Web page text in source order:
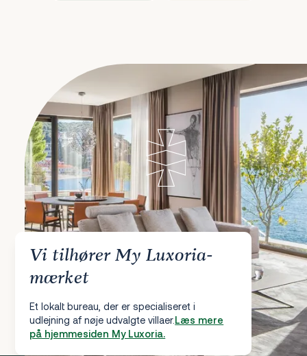
Vi tilhører My Luxoria-
mærket
Et lokalt bureau, der er specialiseret i
udlejning af nøje udvalgte villaer.Læs mere
på hjemmesiden My Luxoria.